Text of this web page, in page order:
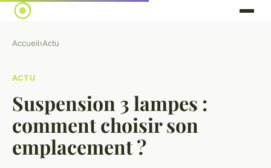
Accueil›Actu
ACTU
Suspension 3 lampes :
comment choisir son
emplacement ?